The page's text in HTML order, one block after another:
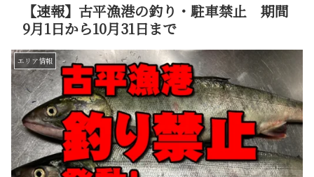
【速報】古平漁港の釣り・駐車禁止 期間
9月1日から10月31日まで
エリア情報